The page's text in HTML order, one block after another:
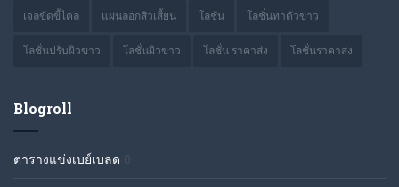
เจลขัดขี้ไคล แผ่นลอกสิวเสี้ยน โลชั่น โลชั่นทาตัวขาว
โลชั่นปรับผิวขาว โลชั่นผิวขาว โลชั่น ราคาส่ง โลชั่นราคาส่ง
Blogroll
ตารางแข่งเบย์เบลด 0